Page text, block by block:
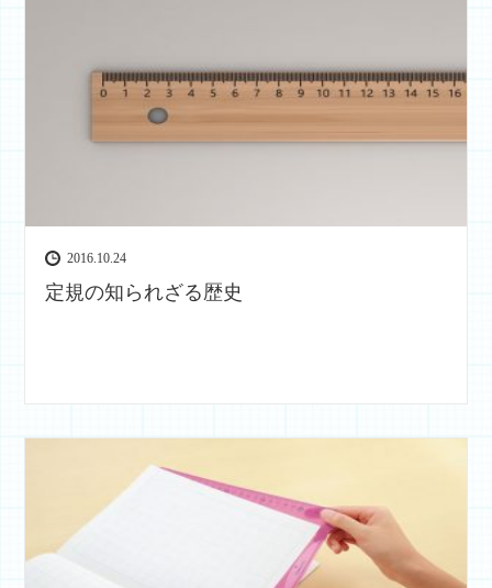
2016.10.24
定規の知られざる歴史